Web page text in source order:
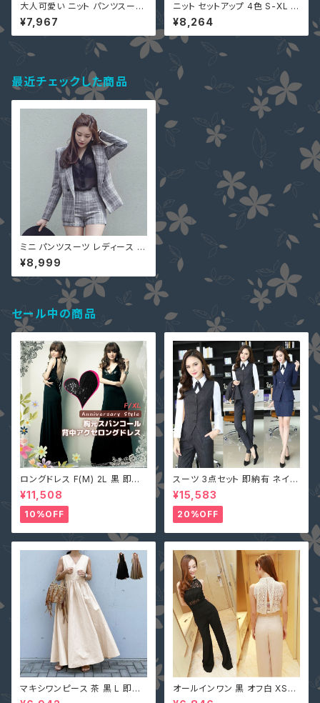
大人可愛い ニット パンツスーツ
M L ベージュ 黒 即納 デートコ
ーデ セットアップ 長袖 上下セッ
ト 無地 222348
¥7,967
ニット セットアップ 4色 S-XL 長
袖 上下セット 2点セット 体型カ
バー シンプル ナチュラル 2318
406 秋服 レディース
¥8,264
最近チェックした商品
ミニ パンツスーツ レディース S
-XL 2枚セットアップ 長袖 ジャ
ケット ショートパンツ チェック柄
u97036 レディース 大人可愛
い 韓国ファッション
¥8,999
セール中の商品
ロングドレス F(M) 2L 黒 即納
マキシワンピース キャバ嬢 パー
ティードレス スパンコール 二次
会 大きいサイズ YJ-6536 レデ
ィース 背中開き ノースリーブ イ
ブニングドレス
¥11,508
10%OFF
スーツ 3点セット 即納有 ネイビ
ー グレー S M L 2L 3L 4L 大
きいサイズ パンツ or スカート＋
ジャケット＋ベスト ストライプ X
Z-X10083
¥15,583
20%OFF
マキシワンピース 茶 黒 L 即納
オフベージュレディース Vネック
オールインワン 黒 オフ白 XS-X
L 即納 パンツドレス 襟ビジュー